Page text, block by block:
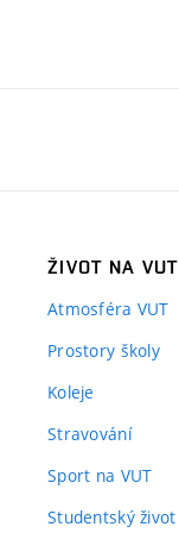
ŽIVOT NA VUT
Atmosféra VUT
Prostory školy
Koleje
Stravování
Sport na VUT
Studentský život